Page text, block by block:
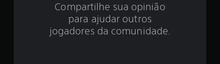
Compartilhe sua opinião
para ajudar outros
jogadores da comunidade.